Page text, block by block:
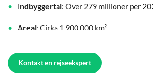
Indbyggertal: Over 279 millioner per
Areal: Cirka 1.900.000 km²
Kontakt en rejseekspert